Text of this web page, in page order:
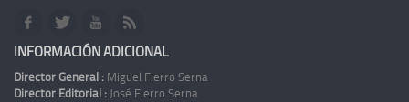
INFORMACIÓN ADICIONAL
Director General : Miguel Fierro Serna
Director Editorial : José Fierro Serna